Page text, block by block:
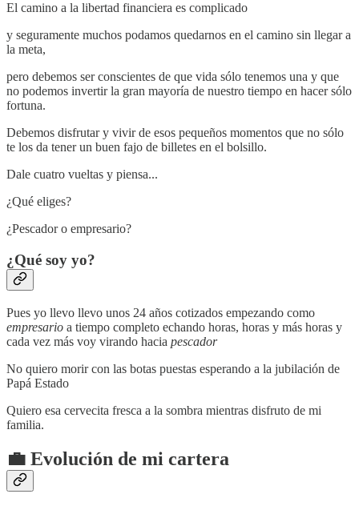
El camino a la libertad financiera es complicado
y seguramente muchos podamos quedarnos en el camino sin llegar a
la meta,
pero debemos ser conscientes de que vida sólo tenemos una y que
no podemos invertir la gran mayoría de nuestro tiempo en hacer sólo
fortuna.
Debemos disfrutar y vivir de esos pequeños momentos que no sólo
te los da tener un buen fajo de billetes en el bolsillo.
Dale cuatro vueltas y piensa...
¿Qué eliges?
¿Pescador o empresario?
¿Qué soy yo?
Pues yo llevo llevo unos 24 años cotizados empezando como
empresario a tiempo completo echando horas, horas y más horas y
cada vez más voy virando hacia pescador
No quiero morir con las botas puestas esperando a la jubilación de
Papá Estado
Quiero esa cervecita fresca a la sombra mientras disfruto de mi
familia.
💼 Evolución de mi cartera